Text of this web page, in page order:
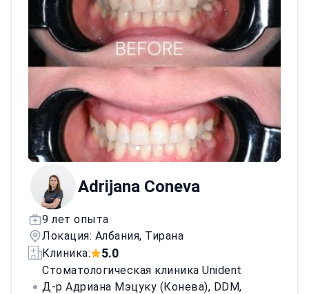
себе.
Adrijana Coneva
9 лет опыта
Локация: Албания, Тирана
Клиника:
5.0
Стоматологическая клиника Unident
Д-р Адриана Мэцуку (Конева), DDM,